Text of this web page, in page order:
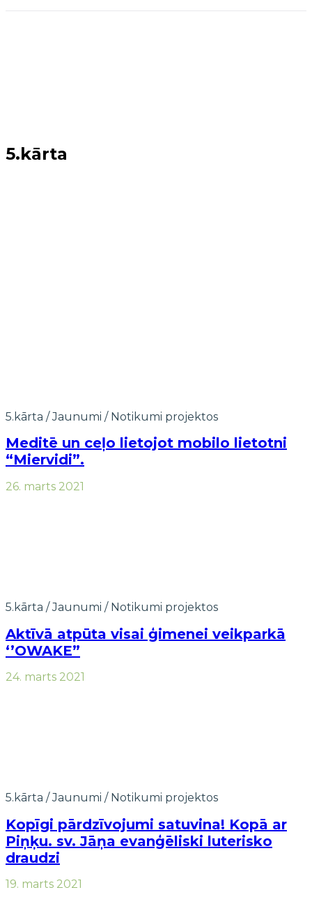
5.kārta
5.kārta /Jaunumi / Notikumi projektos
Meditē un ceļo lietojot mobilo lietotni
“Miervidi”.
26. marts 2021
5.kārta /Jaunumi / Notikumi projektos
Aktīvā atpūta visai ģimenei veikparkā
‘’OWAKE”
24. marts 2021
5.kārta /Jaunumi / Notikumi projektos
Kopīgi pārdzīvojumi satuvina! Kopā ar
Piņķu. sv. Jāņa evanģēliski luterisko
draudzi
19. marts 2021